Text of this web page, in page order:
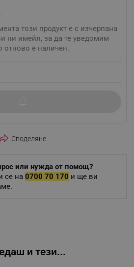
този продукт е с изчерпана
ни имейл, за да те уведомим
отново е наличен.
Споделяне
или нужда от помощ?
се на 0700 70 170 и ще ви
и тези...